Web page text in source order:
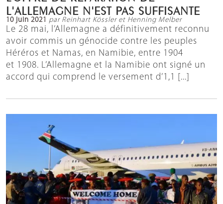
L'ALLEMAGNE N'EST PAS SUFFISANTE
10 juin 2021 par Reinhart Kössler et Henning Melber
Le 28 mai, l’Allemagne a définitivement reconnu
avoir commis un génocide contre les peuples
Héréros et Namas, en Namibie, entre 1904
et 1908. L’Allemagne et la Namibie ont signé un
accord qui comprend le versement d’1,1 [...]